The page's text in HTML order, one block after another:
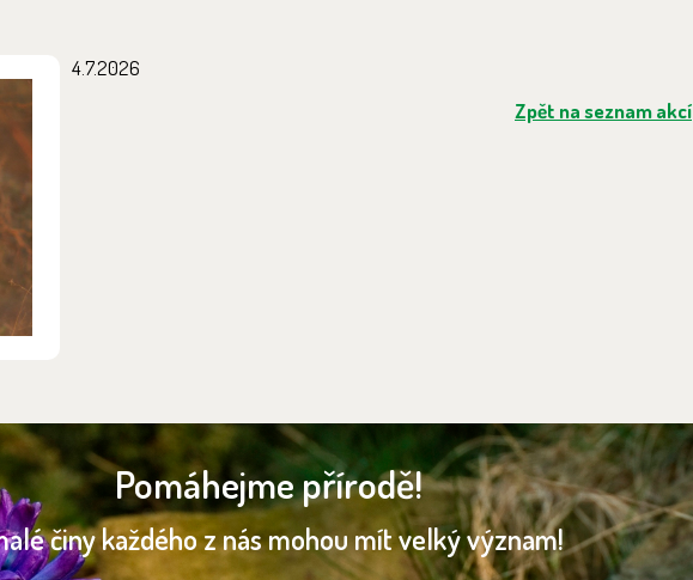
4.7.2026
Zpět na seznam akcí
Pomáhejme přírodě!
činy každého z nás mohou mít velký význam!